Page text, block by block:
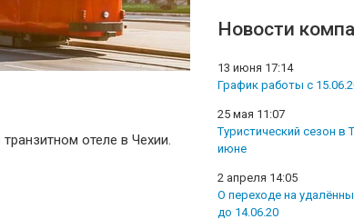
отеле в Чехии.
Новости
13 июня 17:14
График работы с
25 мая 11:07
Туристический сезон в
июне
2 апреля 14:05
О переходе на
до 14.06.20